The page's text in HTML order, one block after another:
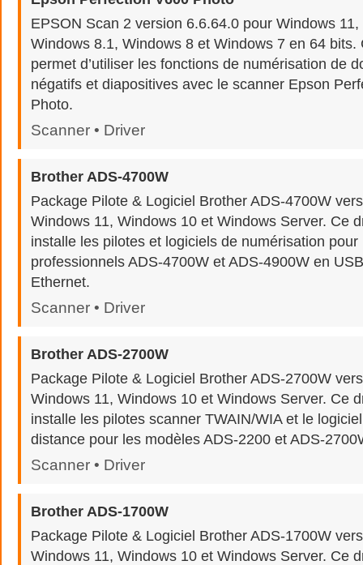
EPSON Scan 2 version 6.6.64.0 pour Windows
Windows 8.1, Windows 8 et Windows 7 en 64 bits.
permet d’utiliser les fonctions de numérisation de
négatifs et diapositives avec le scanner Epson
Photo.
Scanner • Driver
Brother ADS-4700W
Package Pilote & Logiciel Brother ADS-4700W
Windows 11, Windows 10 et Windows Server. Ce
installe les pilotes et logiciels de numérisation pour
professionnels ADS-4700W et ADS-4900W en
Ethernet.
Scanner • Driver
Brother ADS-2700W
Package Pilote & Logiciel Brother ADS-2700W
Windows 11, Windows 10 et Windows Server. Ce
installe les pilotes scanner TWAIN/WIA et le
distance pour les modèles ADS-2200 et ADS-
Scanner • Driver
Brother ADS-1700W
Package Pilote & Logiciel Brother ADS-1700W
Windows 11, Windows 10 et Windows Server. Ce